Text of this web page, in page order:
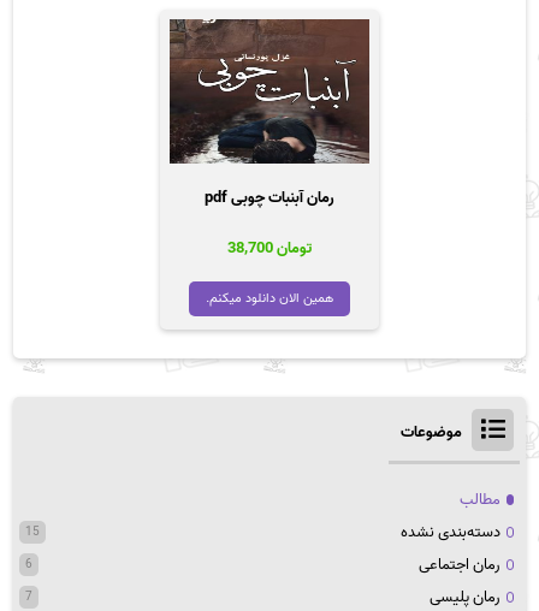
رمان آبنبات چوبی pdf
تومان
همین الان دانلود میکنم.
موضوعات
مطالب
دسته‌بندی نشده
15
رمان اجتماعی 6
رمان پلیسی 7